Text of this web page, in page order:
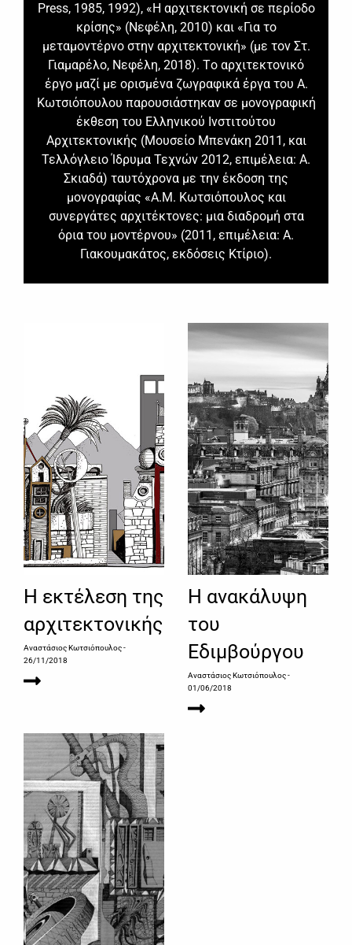
Press, 1985, 1992), «Η αρχιτεκτονική σε περίοδο
κρίσης» (Νεφέλη, 2010) και «Για το
μεταμοντέρνο στην αρχιτεκτονική» (με τον Στ.
Γιαμαρέλο, Νεφέλη, 2018). Tο αρχιτεκτονικό
έργο μαζί με ορισμένα ζωγραφικά έργα του Α.
Κωτσιόπουλου παρουσιάστηκαν σε μονογραφική
έκθεση του Ελληνικού Ινστιτούτου
Αρχιτεκτονικής (Μουσείο Μπενάκη 2011, και
Τελλόγλειο Ίδρυμα Τεχνών 2012, επιμέλεια: Α.
Σκιαδά) ταυτόχρονα με την έκδοση της
μονογραφίας «Α.Μ. Κωτσιόπουλος και
συνεργάτες αρχιτέκτονες: μια διαδρομή στα
όρια του μοντέρνου» (2011, επιμέλεια: Α.
Γιακουμακάτος, εκδόσεις Κτίριο).
Η εκτέλεση της
αρχιτεκτονικής
Αναστάσιος Κωτσιόπουλος-
26/11/2018
Η ανακάλυψη
του
Εδιμβούργου
Αναστάσιος Κωτσιόπουλος-
01/06/2018